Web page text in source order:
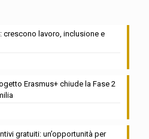
crescono lavoro, inclusione e
Erasmus+ chiude la Fase 2
gratuiti: un’opportunità per